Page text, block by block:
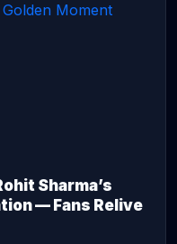
Sharma’s
— Fans Relive